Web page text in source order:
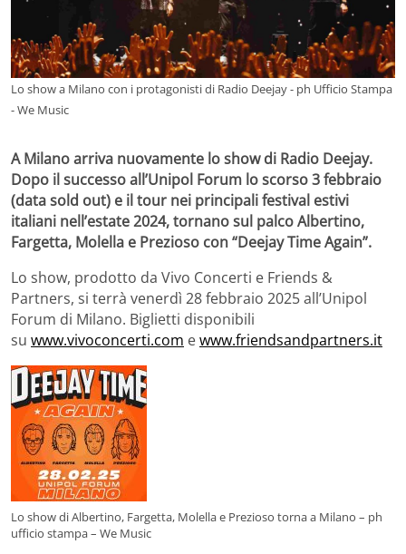
Lo show a Milano con i protagonisti di Radio Deejay - ph Ufficio Stampa
- We Music
A Milano arriva nuovamente lo show di Radio Deejay.
Dopo il successo all’Unipol Forum lo scorso 3 febbraio
(data sold out) e il tour nei principali festival estivi
italiani nell’estate 2024, tornano sul palco Albertino,
Fargetta, Molella e Prezioso con “Deejay Time Again”.
Lo show, prodotto da Vivo Concerti e Friends &
Partners, si terrà venerdì 28 febbraio 2025 all’Unipol
Forum di Milano. Biglietti disponibili
su www.vivoconcerti.com ewww.friendsandpartners.it
Lo show di Albertino, Fargetta, Molella e Prezioso torna a Milano – ph
ufficio stampa – We Music